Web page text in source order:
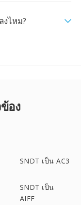
ไหม?
อง
SNDT เป็น AC3
SNDT เป็น
AIFF